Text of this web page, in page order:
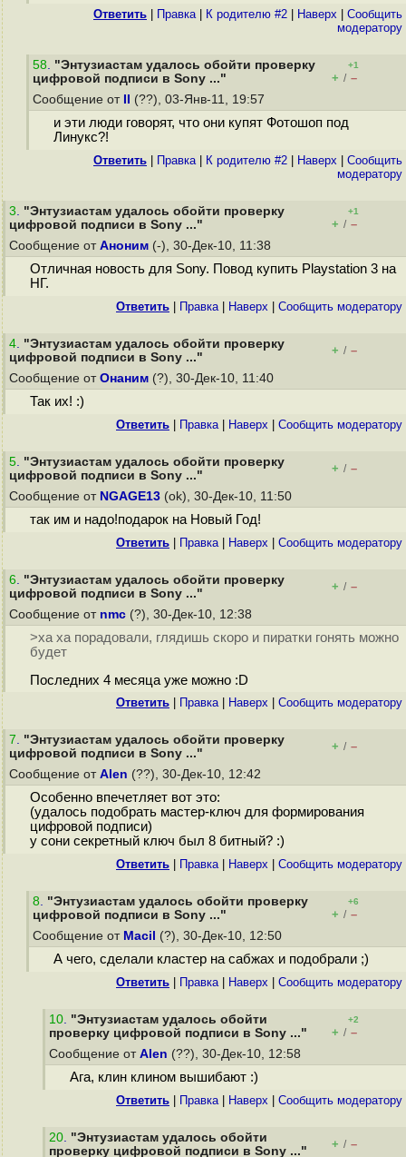
Ответить Правка| К родителю #2 Наверх
Cообщить
модератору
58. "Энтузиастам удалось обойти проверку
цифровой подписи в Sony ..."
+1
+ / –
Сообщение от
(??), 03-Янв-11, 19:57
и эти люди говорят, что они купят Фотошоп под
Линукс?!
Ответить Правка| К родителю #2 Наверх
Cообщить
модератору
3. "Энтузиастам удалось обойти проверку
цифровой подписи в Sony ..."
+1
+ / –
Сообщение от Аноним (-), 30-Дек-10, 11:38
Отличная новость для Sony. Повод купить Playstation 3 на
НГ.
Ответить Правка| Наверх Cообщить модератору
4. "Энтузиастам удалось обойти проверку
цифровой подписи в Sony ..."
+ / –
Сообщение от Онаним (?), 30-Дек-10, 11:40
Так их! :)
Ответить Правка| Наверх Cообщить модератору
5. "Энтузиастам удалось обойти проверку
цифровой подписи в Sony ..."
+ / –
Сообщение от NGAGE13 (ok), 30-Дек-10, 11:50
так им и надо!подарок на Новый Год!
Ответить Правка| Наверх Cообщить модератору
6. "Энтузиастам удалось обойти проверку
цифровой подписи в Sony ..."
+ / –
Сообщение от nmc (?), 30-Дек-10, 12:38
>ха ха порадовали, глядишь скоро и пиратки гонять можно
будет
Последних 4 месяца уже можно :D
Ответить Правка| Наверх Cообщить модератору
7. "Энтузиастам удалось обойти проверку
цифровой подписи в Sony ..."
+ / –
Сообщение от Alen (??), 30-Дек-10, 12:42
Особенно впечетляет вот это:
(удалось подобрать мастер-ключ для формирования
цифровой подписи)
у сони секретный ключ был 8 битный? :)
Ответить Правка| Наверх Cообщить модератору
8. "Энтузиастам удалось обойти проверку
цифровой подписи в Sony ..."
+6
+ / –
Сообщение от Macil (?), 30-Дек-10, 12:50
А чего, сделали кластер на сабжах и подобрали ;)
Ответить Правка| Наверх Cообщить модератору
10. "Энтузиастам удалось обойти
проверку цифровой подписи в Sony ..."
+2
+ / –
Сообщение от Alen (??), 30-Дек-10, 12:58
Ага, клин клином вышибают :)
Ответить Правка| Наверх Cообщить модератору
20. "Энтузиастам удалось обойти
проверку цифровой подписи в Sony ..."
+ / –